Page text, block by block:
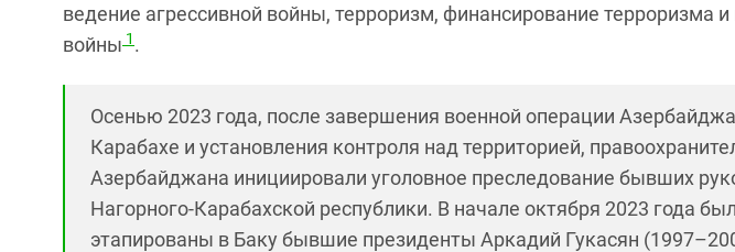
ведение агрессивной войны, терроризм, финансирование терроризма
войны 1 .
Осенью 2023 года, после завершения военной операции
Карабахе и установления контроля над территорией,
Азербайджана инициировали уголовное преследование бывших
Нагорного‑Карабахской республики. В начале октября 2023 года
этапированы в Баку бывшие президенты Аркадий Гукасян